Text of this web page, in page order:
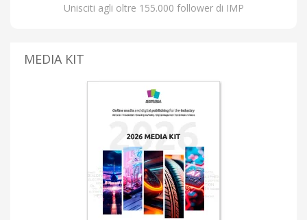
Unisciti agli oltre 155.000 follower di IMP
MEDIA KIT